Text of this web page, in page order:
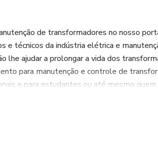
de transformadores no nosso
e técnicos da indústria elétrica e
lhe ajudar a prolongar a vida dos
para manutenção e controle de
e para estudantes ou até mesmo quem